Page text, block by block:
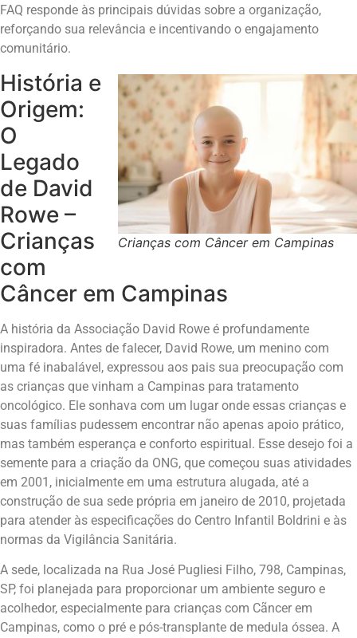
FAQ responde às principais dúvidas sobre a organização,
reforçando sua relevância e incentivando o engajamento
comunitário.
Crianças com Câncer em Campinas
História e
Origem:
O
Legado
de David
Rowe –
Crianças
com
Câncer em Campinas
A história da Associação David Rowe é profundamente
inspiradora. Antes de falecer, David Rowe, um menino com
uma fé inabalável, expressou aos pais sua preocupação com
as crianças que vinham a Campinas para tratamento
oncológico. Ele sonhava com um lugar onde essas crianças e
suas famílias pudessem encontrar não apenas apoio prático,
mas também esperança e conforto espiritual. Esse desejo foi a
semente para a criação da ONG, que começou suas atividades
em 2001, inicialmente em uma estrutura alugada, até a
construção de sua sede própria em janeiro de 2010, projetada
para atender às especificações do Centro Infantil Boldrini e às
normas da Vigilância Sanitária.
A sede, localizada na Rua José Pugliesi Filho, 798, Campinas,
SP, foi planejada para proporcionar um ambiente seguro e
acolhedor, especialmente para crianças com Cãncer em
Campinas, como o pré e pós-transplante de medula óssea. A